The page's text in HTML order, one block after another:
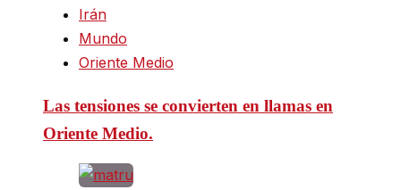
Irán
Mundo
Oriente Medio
Las tensiones se convierten en llamas en
Oriente Medio.